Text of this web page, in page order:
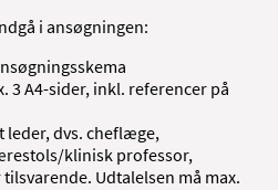
i ansøgningen:
3 A4-sider, inkl. referencer på
leder, dvs. cheflæge,
klinisk professor,
Udtalelsen må max.